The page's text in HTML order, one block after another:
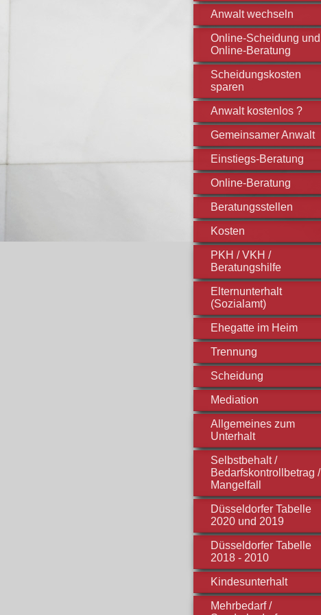
Anwalt wechseln
Online-Scheidung und
Online-Beratung
Scheidungskosten
sparen
Anwalt kostenlos ?
Gemeinsamer Anwalt
Einstiegs-Beratung
Online-Beratung
Beratungsstellen
Kosten
PKH / VKH /
Beratungshilfe
Elternunterhalt
(Sozialamt)
Ehegatte im Heim
Trennung
Scheidung
Mediation
Allgemeines zum
Unterhalt
Selbstbehalt /
Bedarfskontrollbetrag /
Mangelfall
Düsseldorfer Tabelle
2020 und 2019
Düsseldorfer Tabelle
2018 - 2010
Kindesunterhalt
Mehrbedarf /